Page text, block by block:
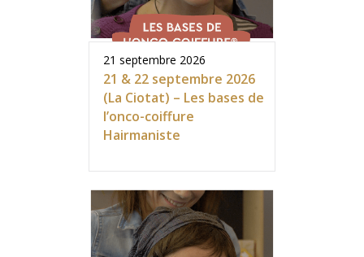
21 septembre 2026
21 & 22 septembre 2026
(La Ciotat) – Les bases de
l’onco-coiffure
Hairmaniste